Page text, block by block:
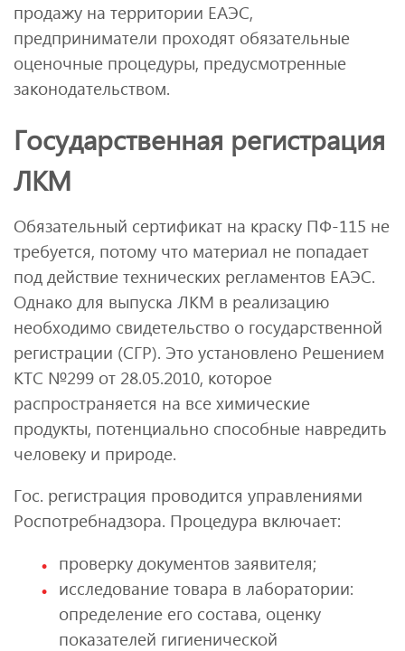
продажу на территории ЕАЭС,
предприниматели проходят обязательные
оценочные процедуры, предусмотренные
законодательством.
Государственная регистрация
ЛКМ
Обязательный сертификат на краску ПФ-115 не
требуется, потому что материал не попадает
под действие технических регламентов ЕАЭС.
Однако для выпуска ЛКМ в реализацию
необходимо свидетельство о государственной
регистрации (СГР). Это установлено Решением
КТС №299 от 28.05.2010, которое
распространяется на все химические
продукты, потенциально способные навредить
человеку и природе.
Гос. регистрация проводится управлениями
Роспотребнадзора. Процедура включает:
проверку документов заявителя;
исследование товара в лаборатории:
определение его состава, оценку
показателей гигиенической